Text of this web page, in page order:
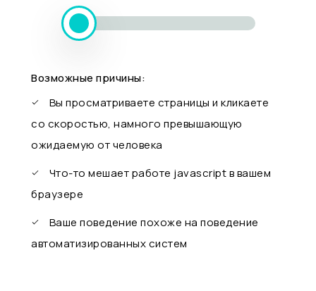
Возможные причины:
Вы просматриваете страницы и кликаете
со скоростью, намного превышающую
ожидаемую от человека
Что-то мешает работе javascript в вашем
браузере
Ваше поведение похоже на поведение
автоматизированных систем